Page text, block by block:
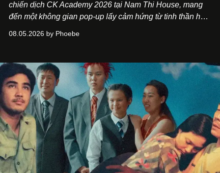
chiến dịch CK Academy 2026 tại Nam Thi House, mang
đến một không gian pop-up lấy cảm hứng từ tinh thần học
sống của thế hệ Gen Z giao thoa trong một trải nghiệm đa
08.05.2026 by Phoebe